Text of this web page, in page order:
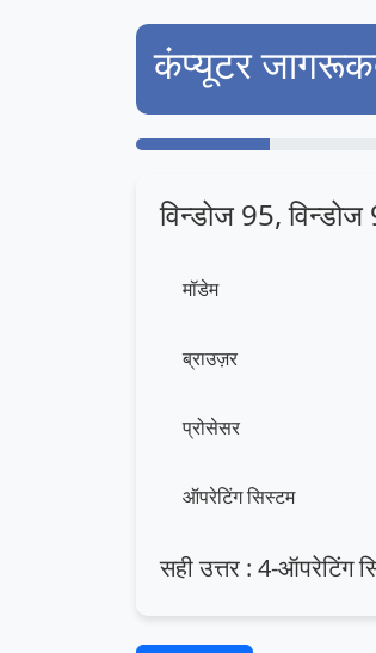
कंप्यूटर
विन्डोज 95,
मॉडेम
ब्राउज़र
प्रोसेसर
ऑपरेटिंग सिस्टम
सही उत्तर : 4-ऑपरेटिंग